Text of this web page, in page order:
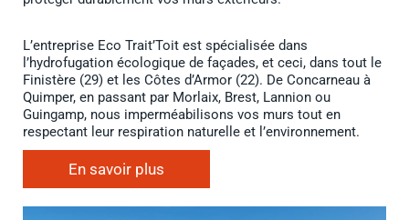
L’entreprise Eco Trait’Toit est spécialisée dans
l’hydrofugation écologique de façades, et ceci, dans tout le
Finistère (29) et les Côtes d’Armor (22). De Concarneau à
Quimper, en passant par Morlaix, Brest, Lannion ou
Guingamp, nous imperméabilisons vos murs tout en
respectant leur respiration naturelle et l’environnement.
En savoir plus